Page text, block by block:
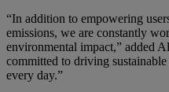
“In addition to empowering
emissions, we are constantly
environmental impact,” added
committed to driving
every day.”